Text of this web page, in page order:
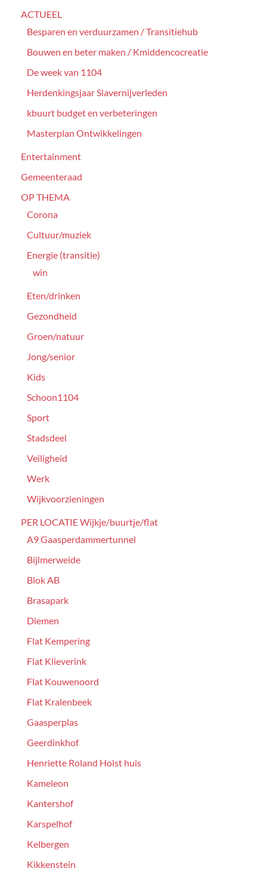
ACTUEEL
Besparen en verduurzamen / Transitiehub
Bouwen en beter maken / Kmiddencocreatie
De week van 1104
Herdenkingsjaar Slavernijverleden
kbuurt budget en verbeteringen
Masterplan Ontwikkelingen
Entertainment
Gemeenteraad
OP THEMA
Corona
Cultuur/muziek
Energie (transitie)
win
Eten/drinken
Gezondheid
Groen/natuur
Jong/senior
Kids
Schoon1104
Sport
Stadsdeel
Veiligheid
Werk
Wijkvoorzieningen
PER LOCATIE Wijkje/buurtje/flat
A9 Gaasperdammertunnel
Bijlmerweide
Blok AB
Brasapark
Diemen
Flat Kempering
Flat Klieverink
Flat Kouwenoord
Flat Kralenbeek
Gaasperplas
Geerdinkhof
Henriette Roland Holst huis
Kameleon
Kantershof
Karspelhof
Kelbergen
Kikkenstein